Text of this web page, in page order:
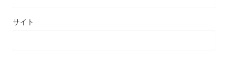
サイト